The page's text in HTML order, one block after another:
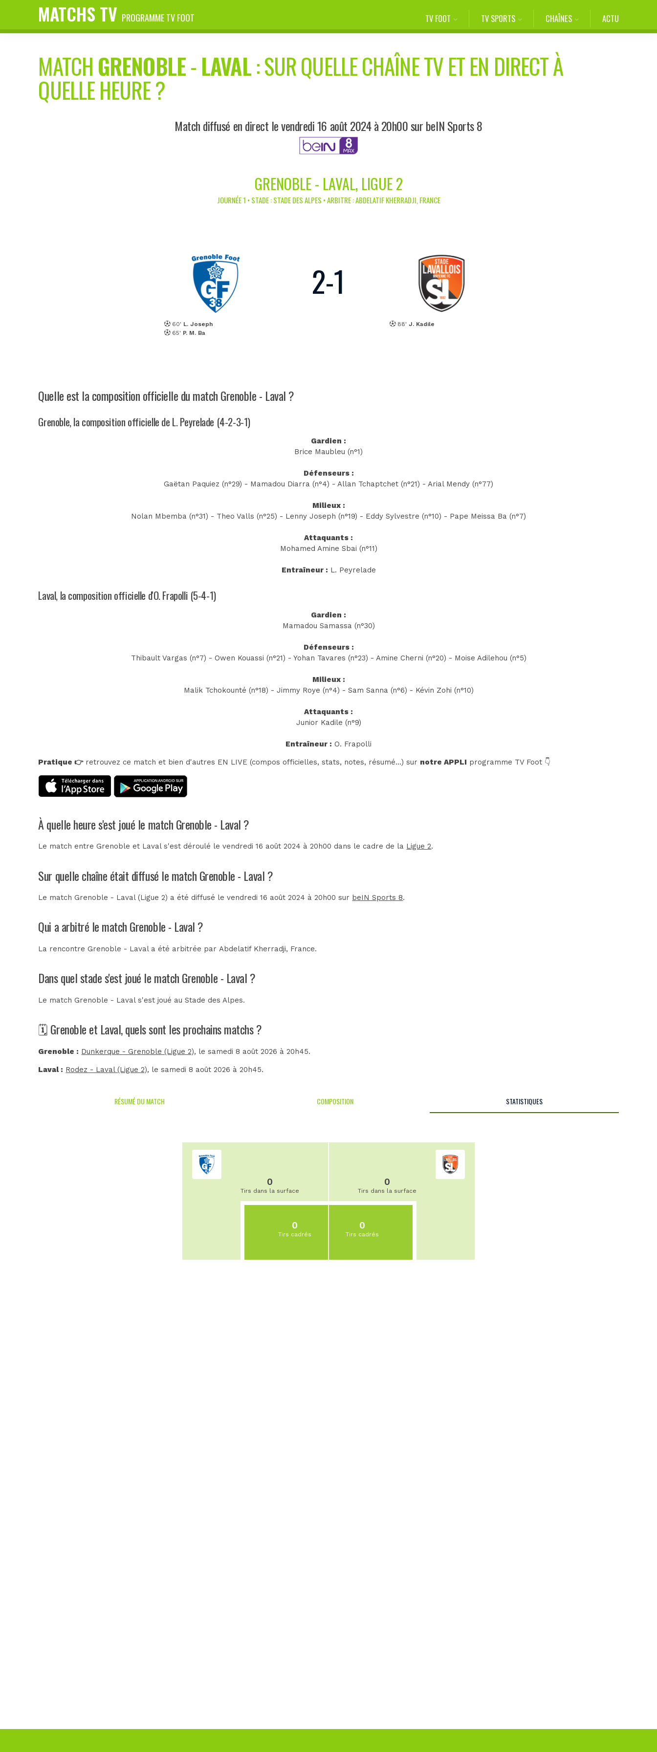
MATCHS TV PROGRAMME TV FOOT TV FOOT TV SPORTS CHAÎNES ACTU
MATCHGRENOBLE-LAVAL: SUR QUELLE CHAÎNE TV ET EN DIRECT À
QUELLE HEURE ?
Match diffusé en direct le vendredi 16 août 2024 à 20h00 sur beIN Sports 8
GRENOBLE - LAVAL, LIGUE 2
JOURNÉE 1 • STADE : STADE DES ALPES • ARBITRE : ABDELATIF KHERRADJI, FRANCE
60' L. Joseph
65' P. M. Ba
2-1
88'J. Kadile
Quelle est la composition officielle du match Grenoble - Laval ?
Grenoble, la composition officielle de L. Peyrelade (4-2-3-1)
Gardien :
Brice Maubleu (n°1)
Défenseurs :
Gaëtan Paquiez (n°29) - Mamadou Diarra (n°4) - Allan Tchaptchet (n°21) - Arial Mendy (n°77)
Milieux :
Nolan Mbemba (n°31) - Theo Valls (n°25) - Lenny Joseph (n°19) - Eddy Sylvestre (n°10) - Pape Meissa Ba (n°7)
Attaquants :
Mohamed Amine Sbai (n°11)
Entraîneur : L. Peyrelade
Laval, la composition officielle d'O. Frapolli (5-4-1)
Gardien :
Mamadou Samassa (n°30)
Défenseurs :
Thibault Vargas (n°7) - Owen Kouassi (n°21) - Yohan Tavares (n°23) - Amine Cherni (n°20) - Moise Adilehou (n°5)
Milieux :
Malik Tchokounté (n°18) - Jimmy Roye (n°4) - Sam Sanna (n°6) - Kévin Zohi (n°10)
Attaquants :
Junior Kadile (n°9)
Entraîneur : O. Frapolli
Pratique 👉retrouvez ce match et bien d'autres EN LIVE (compos officielles, stats, notes, résumé...) sur notre APPLI programme TV Foot 👇
À quelle heure s'est joué le match Grenoble - Laval ?
Le match entre Grenoble et Laval s'est déroulé le vendredi 16 août 2024 à 20h00 dans le cadre de la Ligue 2.
Sur quelle chaîne était diffusé le match Grenoble - Laval ?
Le match Grenoble - Laval (Ligue 2) a été diffusé le vendredi 16 août 2024 à 20h00 sur beIN Sports 8.
Qui a arbitré le match Grenoble - Laval ?
La rencontre Grenoble - Laval a été arbitrée parAbdelatif Kherradji, France.
Dans quel stade s'est joué le match Grenoble - Laval ?
Le match Grenoble - Laval s'est joué auStade des Alpes.
🗓️ Grenoble et Laval, quels sont les prochains matchs ?
Grenoble : Dunkerque - Grenoble (Ligue 2), le samedi 8 août 2026 à 20h45.
Laval : Rodez - Laval (Ligue 2), le samedi 8 août 2026 à 20h45.
RÉSUMÉ DU MATCH COMPOSITION STATISTIQUES
0
Tirs dans la surface
0
Tirs cadrés
0
Tirs dans la surface
0
Tirs cadrés